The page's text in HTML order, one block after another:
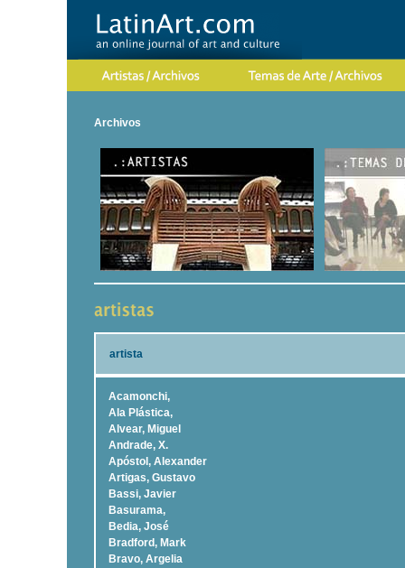
Archivos
artista
Acamonchi,
Ala Plástica,
Alvear, Miguel
Andrade, X.
Apóstol, Alexander
Artigas, Gustavo
Bassi, Javier
Basurama,
Bedia, José
Bradford, Mark
Bravo, Argelia